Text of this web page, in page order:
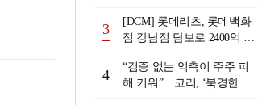
행 금융그룹의 꿈①]
3
[DCM] 롯데리츠, 롯데백화
점 강남점 담보로 2400억 조
4
“검증 없는 억측이 주주 피
해 키워”…코리, ‘북경한미